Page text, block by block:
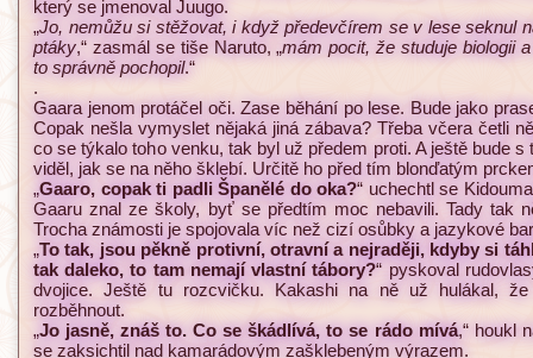
který se jmenoval Juugo.
„Jo, nemůžu si stěžovat, i když předevčírem se v lese seknul
ptáky,“ zasmál se tiše Naruto, „mám pocit, že studuje biologii
to správně pochopil.“
.
Gaara jenom protáčel oči. Zase běhání po lese. Bude jako
Copak nešla vymyslet nějaká jiná zábava? Třeba včera četli
co se týkalo toho venku, tak byl už předem proti. A ještě bude
viděl, jak se na něho šklebí. Určitě ho před tím blonďatým
„Gaaro, copak ti padli Španělé do oka?“ uchechtl se
Gaaru znal ze školy, byť se předtím moc nebavili. Tady tak
Trocha známosti je spojovala víc než cizí osůbky a jazykové
„To tak, jsou pěkně protivní, otravní a nejraději, kdyby si
tak daleko, to tam nemají vlastní tábory?“ pyskoval
dvojice. Ještě tu rozcvičku. Kakashi na ně už hulákal,
rozběhnout.
„Jo jasně, znáš to. Co se škádlívá, to se rádo mívá,“ houkl
se zaksichtil nad kamarádovým zašklebeným výrazem.